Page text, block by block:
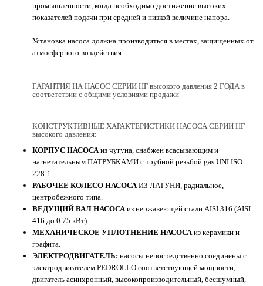
промышленности, когда необходимо достижение высоких
показателей подачи при средней и низкой величине напора.
Установка насоса должна производиться в местах, защищенных от
атмосферного воздействия.
ГАРАНТИЯ НА НАСОС СЕРИИ HF высокого давления 2 ГОДА в
соответствии с общими условиями продажи
КОНСТРУКТИВНЫЕ ХАРАКТЕРИСТИКИ НАСОСА СЕРИИ HF
высокого давления:
КОРПУС НАСОСА из чугуна, снабжен всасывающим и
нагнетательным ПАТРУБКАМИ с трубной резьбой gas UNI ISO
228-1.
РАБОЧЕЕ КОЛЕСО НАСОСА ИЗ ЛАТУНИ, радиальное,
центробежного типа.
ВЕДУЩИЙ ВАЛ НАСОСА из нержавеющей стали AISI 316 (AISI
416 до 0.75 кВт).
МЕХАНИЧЕСКОЕ УПЛОТНЕНИЕ НАСОСА из керамики и
графита.
ЭЛЕКТРОДВИГАТЕЛЬ: насосы непосредственно соединены с
электродвигателем PEDROLLO соответствующей мощности;
двигатель асинхронный, высокопроизводительный, бесшумный,